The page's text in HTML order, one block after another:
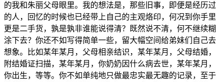
的我和朱丽父母眼里。我的想法是，那些旧事，即便是经历过
的人，回忆的时候也已经带上自己的主观烙印，何况到你手里
更是二手货，孰是孰非谁能说得清？既然说不清，何不继续糊
涂下去？你还不如写得简单一些，留大幅空间给弟妹们自己去
想象。比如某年某月，父母相亲结识，某年某月，父母结婚，
附结婚证扫描，某年某月，你奶奶因什么病去世，某年某月，
你出生，等等。你不如单纯地只做最忠实最无趣的记录，至于